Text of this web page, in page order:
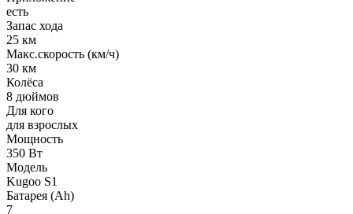
есть
Запас хода
25 км
Макс.скорость (км/ч)
30 км
Колёса
8 дюймов
Для кого
для взрослых
Мощность
350 Вт
Модель
Kugoo S1
Батарея (Ah)
7